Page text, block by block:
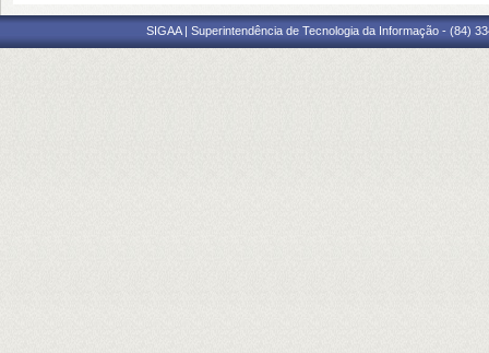
SIGAA | Superintendência de Tecnologia da Informação - (84)